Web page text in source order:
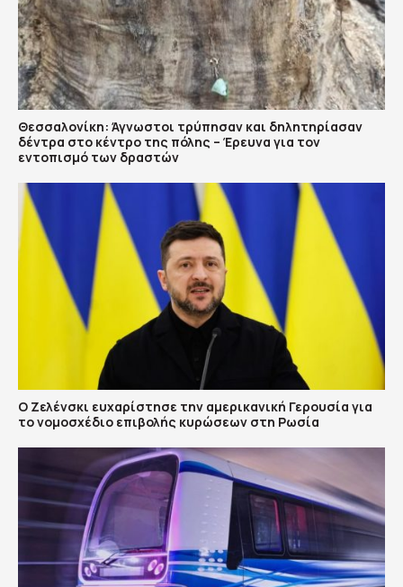
Θεσσαλονίκη: Άγνωστοι τρύπησαν και δηλητηρίασαν
δέντρα στο κέντρο της πόλης – Έρευνα για τον
εντοπισμό των δραστών
Ο Ζελένσκι ευχαρίστησε την αμερικανική Γερουσία για
το νομοσχέδιο επιβολής κυρώσεων στη Ρωσία